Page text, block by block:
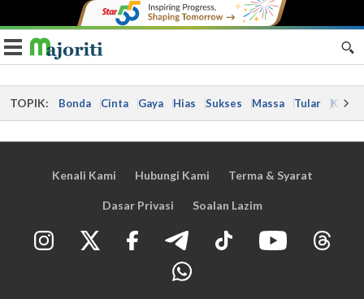
Toggle navigation
TOPIK: Bonda Cinta Gaya Hias Sukses Massa Tular Kes
Kenali Kami Hubungi Kami Terma & Syarat
Dasar Privasi Soalan Lazim